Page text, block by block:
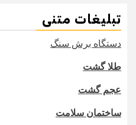
تبلیغات متنی
دستگاه برش سنگ
طلا گشت
عجم گشت
ساختمان سلامت